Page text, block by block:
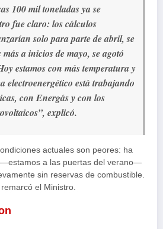
100 mil toneladas ya se
fue claro: los cálculos
solo para parte de abril, se
a inicios de mayo, se agotó
estamos con más temperatura y
electroenergético está trabajando
con Energás y con los
explicó.
actuales son peores: ha
a las puertas del verano—
sin reservas de combustible.
el Ministro.